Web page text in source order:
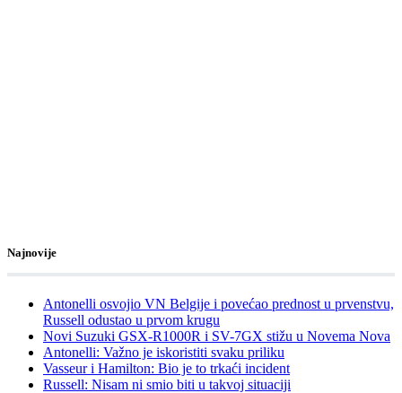
Najnovije
Antonelli osvojio VN Belgije i povećao prednost u prvenstvu,
Russell odustao u prvom krugu
Novi Suzuki GSX-R1000R i SV-7GX stižu u Novema Nova
Antonelli: Važno je iskoristiti svaku priliku
Vasseur i Hamilton: Bio je to trkaći incident
Russell: Nisam ni smio biti u takvoj situaciji